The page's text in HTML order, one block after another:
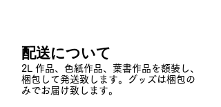
​配送について
2L 作品、色紙作品、葉書作品を額装し、
梱包して発送致します。グッズは梱包の
みでお届け致します。